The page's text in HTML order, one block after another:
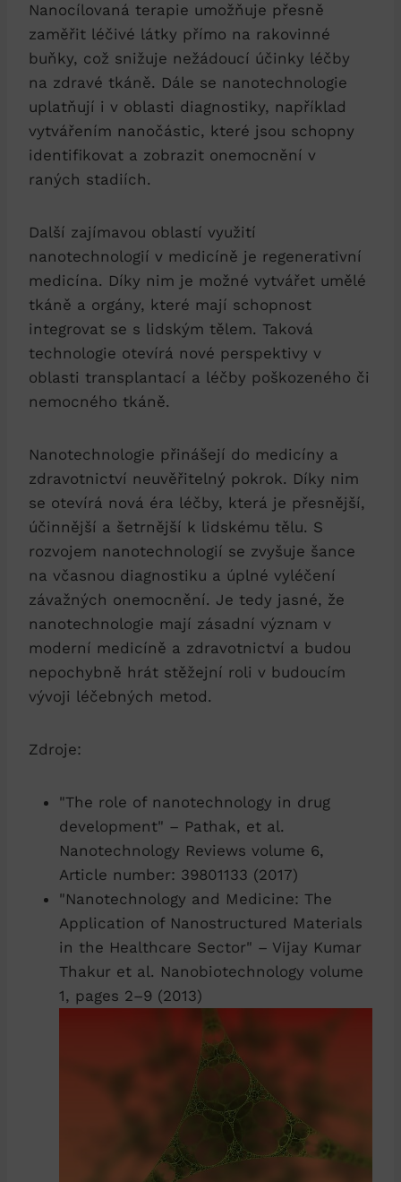
Nanocílovaná terapie umožňuje přesně
zaměřit léčivé látky přímo na rakovinné
buňky, což snižuje nežádoucí účinky léčby
na zdravé tkáně. Dále se nanotechnologie
uplatňují i v oblasti diagnostiky, například
vytvářením nanočástic, které jsou schopny
identifikovat a zobrazit onemocnění v
raných stadiích.
Další zajímavou oblastí využití
nanotechnologií v medicíně je regenerativní
medicína. Díky nim je možné vytvářet umělé
tkáně a orgány, které mají schopnost
integrovat se s lidským tělem. Taková
technologie otevírá nové perspektivy v
oblasti transplantací a léčby poškozeného či
nemocného tkáně.
Nanotechnologie přinášejí do medicíny a
zdravotnictví neuvěřitelný pokrok. Díky nim
se otevírá nová éra léčby, která je přesnější,
účinnější a šetrnější k lidskému tělu. S
rozvojem nanotechnologií se zvyšuje šance
na včasnou diagnostiku a úplné vyléčení
závažných onemocnění. Je tedy jasné, že
nanotechnologie mají zásadní význam v
moderní medicíně a zdravotnictví a budou
nepochybně hrát stěžejní roli v budoucím
vývoji léčebných metod.
Zdroje:
"The role of nanotechnology in drug
development" – Pathak, et al.
Nanotechnology Reviews volume 6,
Article number: 39801133 (2017)
"Nanotechnology and Medicine: The
Application of Nanostructured Materials
in the Healthcare Sector" – Vijay Kumar
Thakur et al. Nanobiotechnology volume
1, pages 2–9 (2013)